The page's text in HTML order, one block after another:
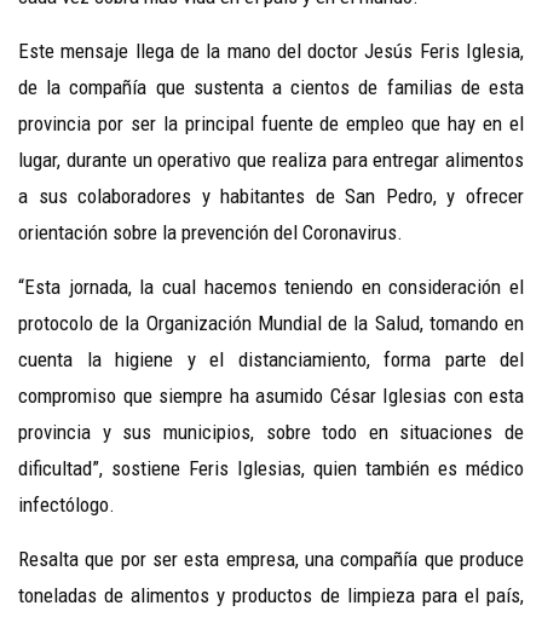
Este mensaje llega de la mano del doctor Jesús Feris Iglesia,
de la compañía que sustenta a cientos de familias de esta
provincia por ser la principal fuente de empleo que hay en el
lugar, durante un operativo que realiza para entregar alimentos
a sus colaboradores y habitantes de San Pedro, y ofrecer
orientación sobre la prevención del Coronavirus.
“Esta jornada, la cual hacemos teniendo en consideración el
protocolo de la Organización Mundial de la Salud, tomando en
cuenta la higiene y el distanciamiento, forma parte del
compromiso que siempre ha asumido César Iglesias con esta
provincia y sus municipios, sobre todo en situaciones de
dificultad”, sostiene Feris Iglesias, quien también es médico
infectólogo.
Resalta que por ser esta empresa, una compañía que produce
toneladas de alimentos y productos de limpieza para el país,